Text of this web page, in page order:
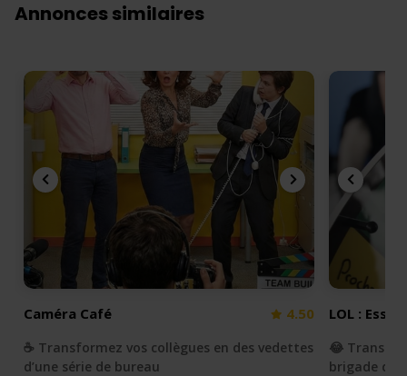
Annonces similaires
Caméra Café 4.50
☕️ Transformez vos collègues en des vedettes
d’une série de bureau
LOL :
😂
brigade du